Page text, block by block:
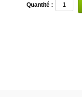
Quantité :